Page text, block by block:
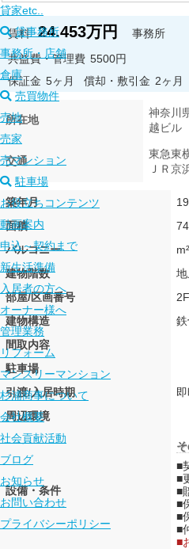
貸家etc..
貸事務所
事務所・店舗
倉庫
売買物件
売地
売家
売マンション
駐車場
お役立ちコンテンツ
動画案内
申込～契約まで
新生活準備
入居者の方へ
オーナー様へ
管理業務
リフォーム
マンスリーマンション
杉浦商事について
会社概要
社会貢献活動
ブログ
お知らせ
お問い合わせ
プライバシーポリシー
賃料 24.453万円
事務所
共益費・管理費 5500円
保証金 5ヶ月 償却・敷引金 2ヶ月
所在地
神奈川
越ビル
交通
東急東
ＪＲ
築年月
面積
バルコニー
m²
建物階数
部屋/区画番号
2F
建物構造
間取内容
駐車場
引渡/入居時期
周辺環境
設備・条件
■
■
■
■
■
■
■